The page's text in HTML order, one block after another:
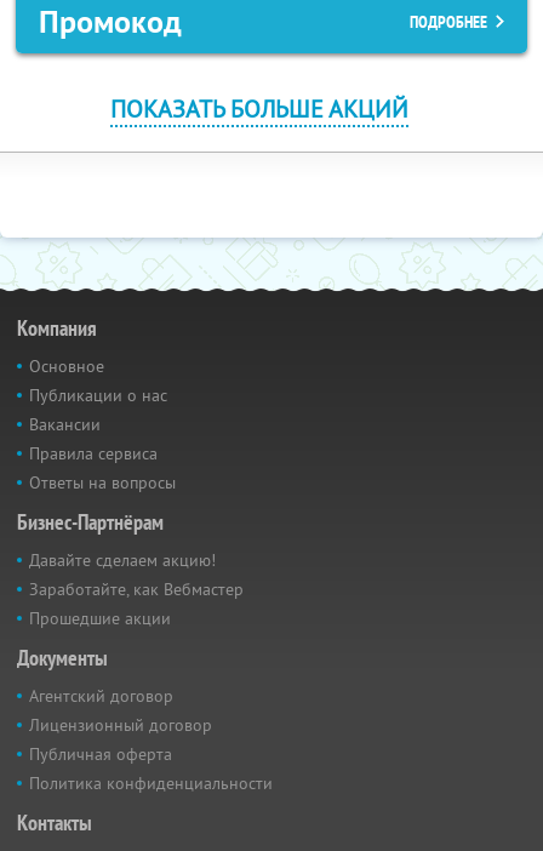
Промокод ПОДРОБНЕЕ
ПОКАЗАТЬ БОЛЬШЕ АКЦИЙ
Компания
Основное
Публикации о нас
Вакансии
Правила сервиса
Ответы на вопросы
Бизнес-Партнёрам
Давайте сделаем акцию!
Заработайте, как Вебмастер
Прошедшие акции
Документы
Агентский договор
Лицензионный договор
Публичная оферта
Политика конфиденциальности
Контакты